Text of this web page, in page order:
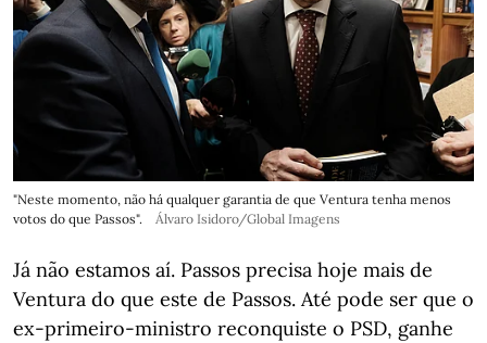
"Neste momento, não há qualquer garantia de que Ventura tenha menos
votos do que Passos".
Álvaro Isidoro/Global Imagens
Já não estamos aí. Passos precisa hoje mais de
Ventura do que este de Passos. Até pode ser que o
ex-primeiro-ministro reconquiste o PSD, ganhe